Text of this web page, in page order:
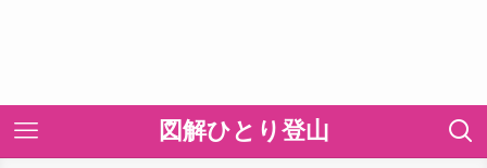
図解ひとり登山